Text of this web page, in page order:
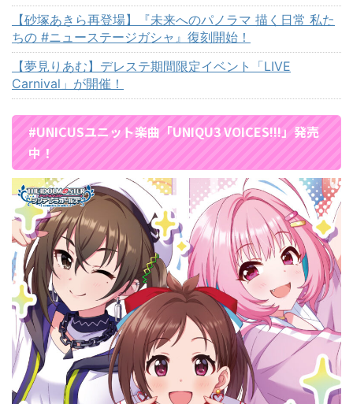
【砂塚あきら再登場】『未来へのパノラマ 描く日常 私た
ちの #ニューステージガシャ』復刻開始！
【夢見りあむ】デレステ期間限定イベント「LIVE
Carnival」が開催！
#UNICUSユニット楽曲「UNIQU3 VOICES!!!」発売
中！